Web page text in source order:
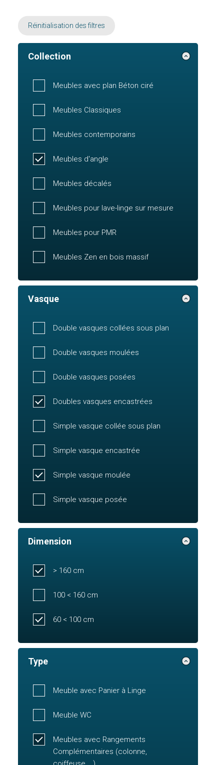
Réinitialisation des filtres
Collection
Meubles avec plan Béton ciré
Meubles Classiques
Meubles contemporains
Meubles d'angle
Meubles décalés
Meubles pour lave-linge sur mesure
Meubles pour PMR
Meubles Zen en bois massif
Vasque
Double vasques collées sous plan
Double vasques moulées
Double vasques posées
Doubles vasques encastrées
Simple vasque collée sous plan
Simple vasque encastrée
Simple vasque moulée
Simple vasque posée
Dimension
> 160 cm
100 < 160 cm
60 < 100 cm
Type
Meuble avec Panier à Linge
Meuble WC
Meubles avec Rangements
Complémentaires (colonne,